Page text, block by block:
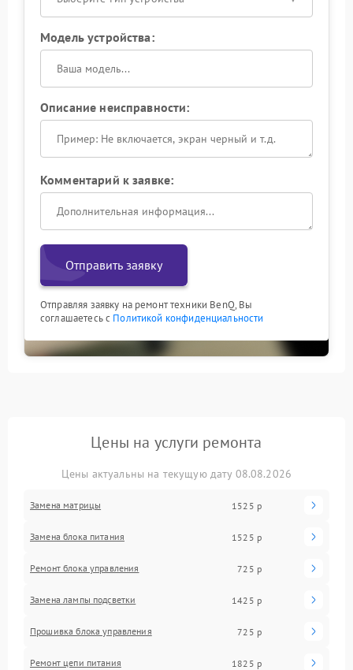
Модель устройства:
Описание неисправности:
Комментарий к заявке:
Отправить заявку
Отправляя заявку на ремонт техники BenQ, Вы
соглашаетесь с Политикой конфиденциальности
Цены на услуги ремонта
Цены актуальны на текущую дату 08.08.2026
Замена матрицы 1525 р
Замена блока питания 1525 р
Ремонт блока управления 725 р
Замена лампы подсветки 1425 р
Прошивка блока управления 725 р
Ремонт цепи питания 1825 р